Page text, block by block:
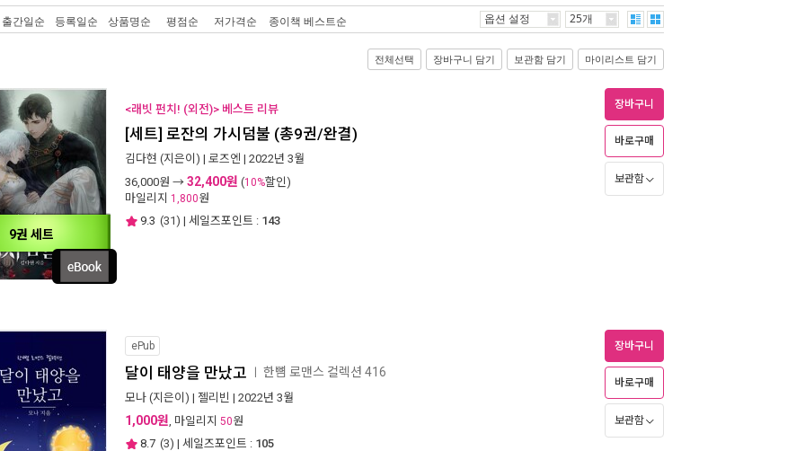
출간일순 등록일순 상품명순 평점순 저가격순 종이책 베스트순 옵션 설정 25개
전체선택 장바구니 담기 보관함 담기 마이리스트 담기
9권 세트
<래빗 펀치! (외전)> 베스트 리뷰
[세트] 로잔의 가시덤불 (총9권/완결)
김다현 (지은이) | 로즈엔 | 2022년 3월
36,000원 → 32,400원 (10%할인)
마일리지 1,800원
9.3 (31) | 세일즈포인트 : 143
장바구니
바로구매
보관함
ePub
달이 태양을 만났고 한뼘 로맨스 컬렉션 416
모나 (지은이) | 젤리빈 | 2022년 3월
1,000원, 마일리지 50원
8.7 (3) | 세일즈포인트 : 105
장바구니
바로구매
보관함